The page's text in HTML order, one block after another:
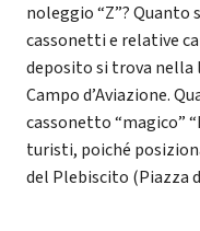
noleggio “Z”? Quanto
cassonetti e relative
deposito si trova nella
Campo d’Aviazione.
cassonetto “magico”
turisti, poiché
del Plebiscito (Piazza